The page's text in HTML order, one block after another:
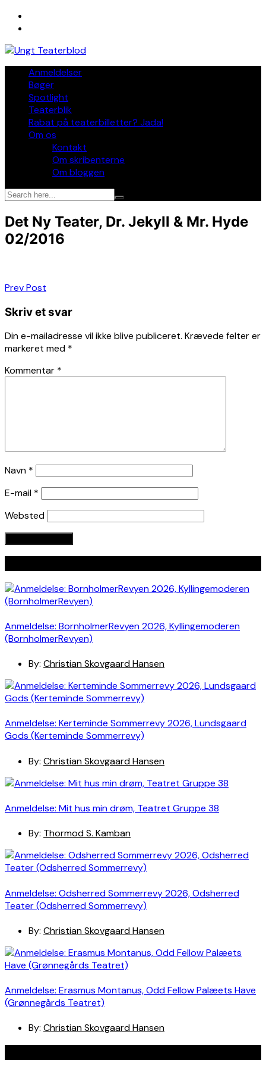
Skip
Anmeldelser
Bøger
Spotlight
Teaterblik
Rabat på teaterbilletter? Jada!
Om os
Kontakt
Om skribenterne
Om bloggen
Det Ny Teater, Dr. Jekyll & Mr. Hyde
02/2016
Indlægsnavigation
Prev Post
Skriv et svar
Din e-mailadresse vil ikke blive publiceret. Krævede felter er
markeret med *
Kommentar *
Navn *
E-mail *
Websted
Anmeldelse: BornholmerRevyen 2026, Kyllingemoderen
(BornholmerRevyen)
By: Christian Skovgaard Hansen
Anmeldelse: Kerteminde Sommerrevy 2026, Lundsgaard
Gods (Kerteminde Sommerrevy)
By: Christian Skovgaard Hansen
Anmeldelse: Mit hus min drøm, Teatret Gruppe 38
By: Thormod S. Kamban
Anmeldelse: Odsherred Sommerrevy 2026, Odsherred
Teater (Odsherred Sommerrevy)
By: Christian Skovgaard Hansen
Anmeldelse: Erasmus Montanus, Odd Fellow Palæets Have
(Grønnegårds Teatret)
By: Christian Skovgaard Hansen